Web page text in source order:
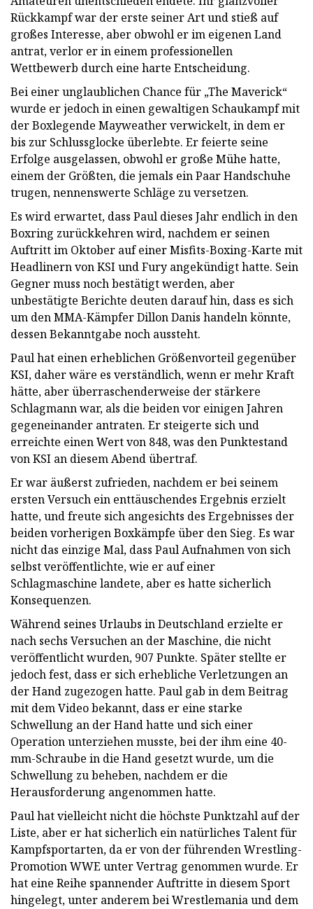
Rückkampf war der erste seiner Art und stieß auf
großes Interesse, aber obwohl er im eigenen Land
antrat, verlor er in einem professionellen
Wettbewerb durch eine harte Entscheidung.
Bei einer unglaublichen Chance für „The Maverick“
wurde er jedoch in einen gewaltigen Schaukampf mit
der Boxlegende Mayweather verwickelt, in dem er
bis zur Schlussglocke überlebte. Er feierte seine
Erfolge ausgelassen, obwohl er große Mühe hatte,
einem der Größten, die jemals ein Paar Handschuhe
trugen, nennenswerte Schläge zu versetzen.
Es wird erwartet, dass Paul dieses Jahr endlich in den
Boxring zurückkehren wird, nachdem er seinen
Auftritt im Oktober auf einer Misfits-Boxing-Karte mit
Headlinern von KSI und Fury angekündigt hatte. Sein
Gegner muss noch bestätigt werden, aber
unbestätigte Berichte deuten darauf hin, dass es sich
um den MMA-Kämpfer Dillon Danis handeln könnte,
dessen Bekanntgabe noch aussteht.
Paul hat einen erheblichen Größenvorteil gegenüber
KSI, daher wäre es verständlich, wenn er mehr Kraft
hätte, aber überraschenderweise der stärkere
Schlagmann war, als die beiden vor einigen Jahren
gegeneinander antraten. Er steigerte sich und
erreichte einen Wert von 848, was den Punktestand
von KSI an diesem Abend übertraf.
Er war äußerst zufrieden, nachdem er bei seinem
ersten Versuch ein enttäuschendes Ergebnis erzielt
hatte, und freute sich angesichts des Ergebnisses der
beiden vorherigen Boxkämpfe über den Sieg. Es war
nicht das einzige Mal, dass Paul Aufnahmen von sich
selbst veröffentlichte, wie er auf einer
Schlagmaschine landete, aber es hatte sicherlich
Konsequenzen.
Während seines Urlaubs in Deutschland erzielte er
nach sechs Versuchen an der Maschine, die nicht
veröffentlicht wurden, 907 Punkte. Später stellte er
jedoch fest, dass er sich erhebliche Verletzungen an
der Hand zugezogen hatte. Paul gab in dem Beitrag
mit dem Video bekannt, dass er eine starke
Schwellung an der Hand hatte und sich einer
Operation unterziehen musste, bei der ihm eine 40-
mm-Schraube in die Hand gesetzt wurde, um die
Schwellung zu beheben, nachdem er die
Herausforderung angenommen hatte.
Paul hat vielleicht nicht die höchste Punktzahl auf der
Liste, aber er hat sicherlich ein natürliches Talent für
Kampfsportarten, da er von der führenden Wrestling-
Promotion WWE unter Vertrag genommen wurde. Er
hat eine Reihe spannender Auftritte in diesem Sport
hingelegt, unter anderem bei Wrestlemania und dem